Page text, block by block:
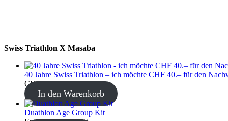
Swiss Triathlon X Masaba
40 Jahre Swiss Triathlon – ich möchte CHF 40.– für den
CHF40.00
In den Warenkorb
Duathlon Age Group Kit